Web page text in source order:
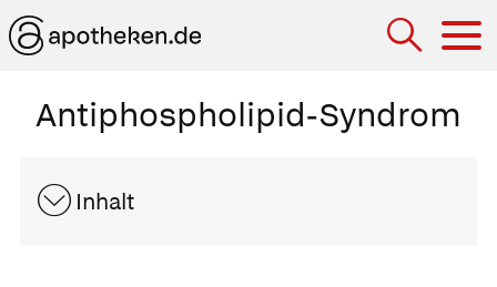
Antiphospholipid-Syndrom
Inhalt